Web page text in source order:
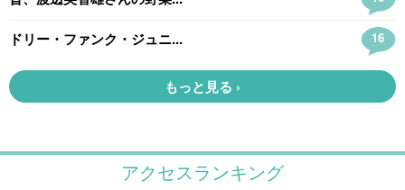
アクセスランキング